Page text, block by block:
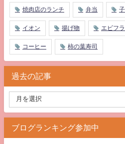
焼肉店のランチ 弁当
イオン 揚げ物 エビフ
コーヒー 柿の葉寿司
過去の記事
ブログランキング参加中